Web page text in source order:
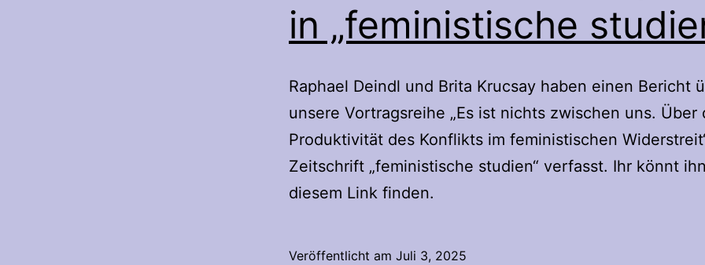
in „feministische
Raphael Deindl und Brita Krucsay haben einen Bericht
unsere Vortragsreihe „Es ist nichts zwischen uns. Über
Produktivität des Konflikts im feministischen
Zeitschrift „feministische studien“ verfasst. Ihr könnt
diesem Link finden.
Veröffentlicht am Juli 3, 2025